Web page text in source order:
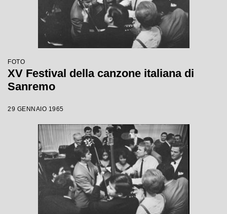
FOTO
XV Festival della canzone italiana di
Sanremo
29 GENNAIO 1965